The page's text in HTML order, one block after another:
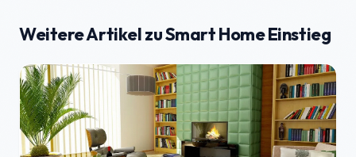
Weitere Artikel zu Smart Home Einstieg